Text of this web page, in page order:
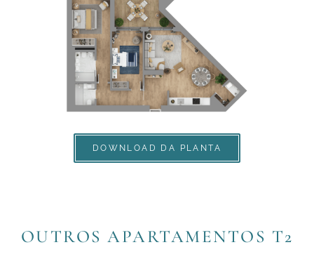
DOWNLOAD DA PLANTA
OUTROS APARTAMENTOS T2